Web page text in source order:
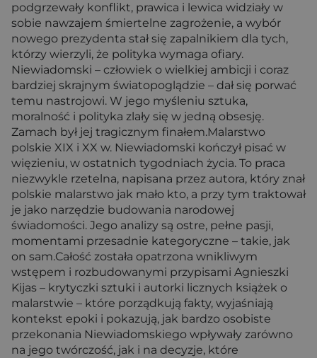
podgrzewały konflikt, prawica i lewica widziały w
sobie nawzajem śmiertelne zagrożenie, a wybór
nowego prezydenta stał się zapalnikiem dla tych,
którzy wierzyli, że polityka wymaga ofiary.
Niewiadomski – człowiek o wielkiej ambicji i coraz
bardziej skrajnym światopoglądzie – dał się porwać
temu nastrojowi. W jego myśleniu sztuka,
moralność i polityka zlały się w jedną obsesję.
Zamach był jej tragicznym finałem.Malarstwo
polskie XIX i XX w. Niewiadomski kończył pisać w
więzieniu, w ostatnich tygodniach życia. To praca
niezwykle rzetelna, napisana przez autora, który znał
polskie malarstwo jak mało kto, a przy tym traktował
je jako narzędzie budowania narodowej
świadomości. Jego analizy są ostre, pełne pasji,
momentami przesadnie kategoryczne – takie, jak
on sam.Całość została opatrzona wnikliwym
wstępem i rozbudowanymi przypisami Agnieszki
Kijas – krytyczki sztuki i autorki licznych książek o
malarstwie – które porządkują fakty, wyjaśniają
kontekst epoki i pokazują, jak bardzo osobiste
przekonania Niewiadomskiego wpływały zarówno
na jego twórczość, jak i na decyzje, które